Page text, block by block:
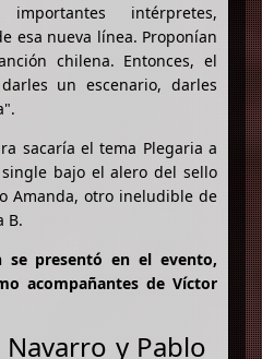
intérpretes,
esa nueva línea. Proponían
chilena. Entonces, el
un escenario, darles
sacaría el tema Plegaria a
bajo el alero del sello
Amanda, otro ineludible de
B.
se presentó en el evento,
acompañantes de Víctor
y Pablo